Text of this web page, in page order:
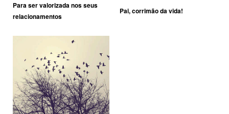
Para ser valorizada nos seus
relacionamentos
Pai, corrimão da vida!